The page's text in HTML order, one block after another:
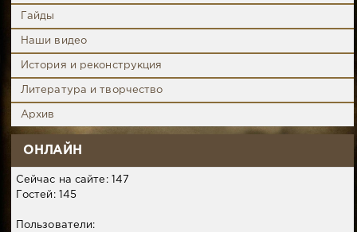
Гайды
Наши видео
История и реконструкция
Литература и творчество
Архив
ОНЛАЙН
Сейчас на сайте: 147
Гостей: 145
Пользователи: